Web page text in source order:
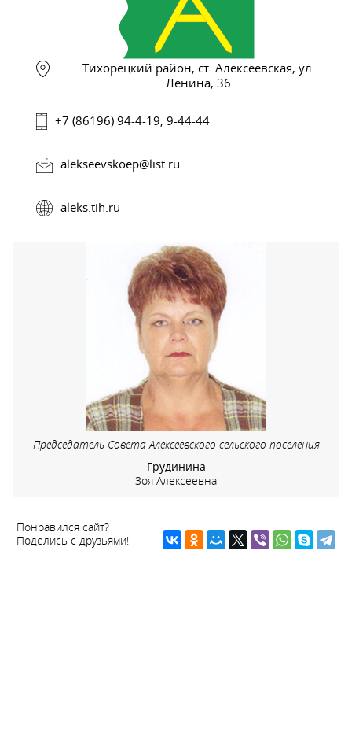
Тихорецкий район, ст. Алексеевская, ул.
Ленина, 36
+7 (86196) 94-4-19, 9-44-44
alekseevskoep@list.ru
aleks.tih.ru
Председатель Совета Алексеевского сельского поселения
Грудинина
Зоя Алексеевна
Понравился сайт?
Поделись с друзьями!